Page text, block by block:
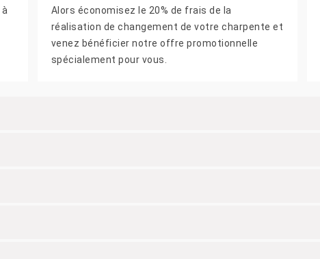
Alors économisez le 20% de frais de la
réalisation de changement de votre charpente et
venez bénéficier notre offre promotionnelle
spécialement pour vous.